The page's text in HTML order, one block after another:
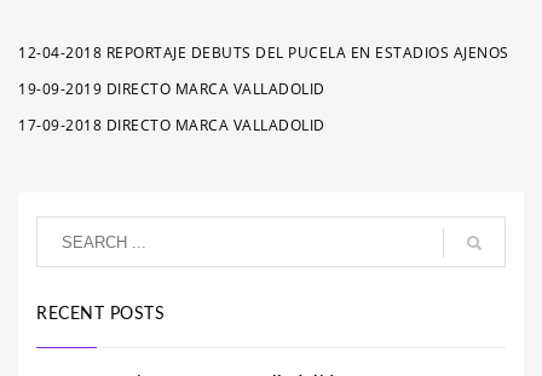
12-04-2018 REPORTAJE DEBUTS DEL PUCELA EN ESTADIOS AJENOS
19-09-2019 DIRECTO MARCA VALLADOLID
17-09-2018 DIRECTO MARCA VALLADOLID
RECENT POSTS